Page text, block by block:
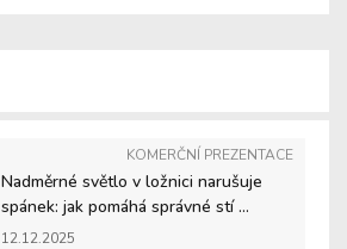
KOMERČNÍ PREZENTACE
Nadměrné světlo v ložnici narušuje
spánek: jak pomáhá správné stí ...
12.12.2025